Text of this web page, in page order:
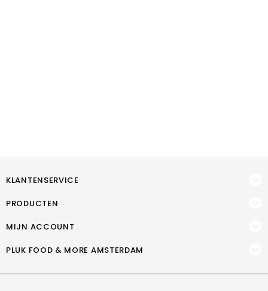
KLANTENSERVICE
PRODUCTEN
MIJN ACCOUNT
PLUK FOOD & MORE AMSTERDAM